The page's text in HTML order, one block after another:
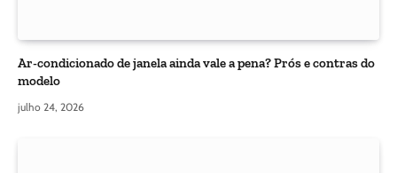
Ar-condicionado de janela ainda vale a pena? Prós e contras do
modelo
julho 24, 2026